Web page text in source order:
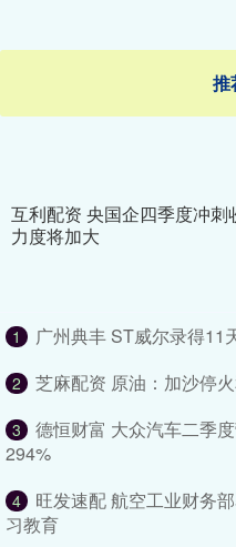
推
互利配资 央国企四季度冲刺
力度将加大
1 广州典丰 ST威尔录得11
2 芝麻配资 原油：加沙停
3
德恒财富 大众汽车二季
294%
4
旺发速配 航空工业财务
习教育